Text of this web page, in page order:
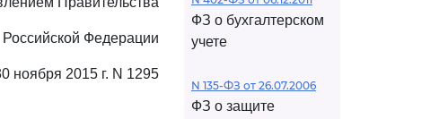
Российской Федерации
ноября 2015 г. N 1295
ФЗ о бухгалтерском
учете
N 135-ФЗ от 26.07.2006
ФЗ о защите